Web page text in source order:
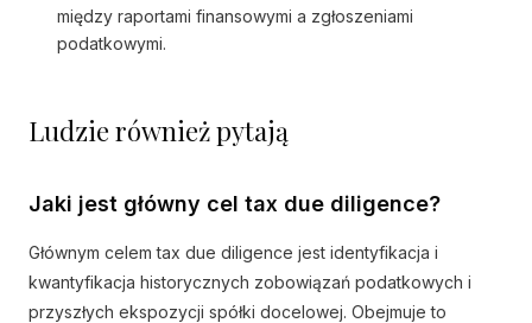
między raportami finansowymi a zgłoszeniami
podatkowymi.
Ludzie również pytają
Jaki jest główny cel tax due diligence?
Głównym celem tax due diligence jest identyfikacja i
kwantyfikacja historycznych zobowiązań podatkowych i
przyszłych ekspozycji spółki docelowej. Obejmuje to